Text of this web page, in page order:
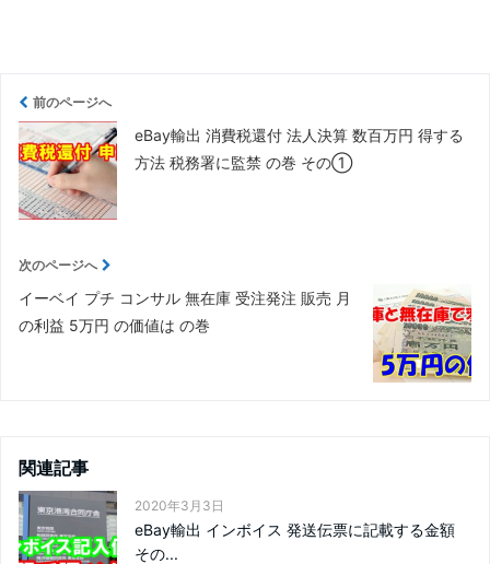
前のページへ
eBay輸出 消費税還付 法人決算 数百万円 得する
方法 税務署に監禁 の巻 その①
次のページへ
イーベイ プチ コンサル 無在庫 受注発注 販売 月
の利益 5万円 の価値は の巻
関連記事
2020年3月3日
eBay輸出 インボイス 発送伝票に記載する金額
その...